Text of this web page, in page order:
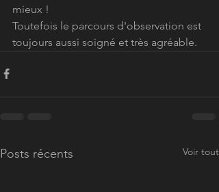
mieux !
Toutefois le parcours d'observation est
toujours aussi soigné et très agréable.
Posts récents Voir tout